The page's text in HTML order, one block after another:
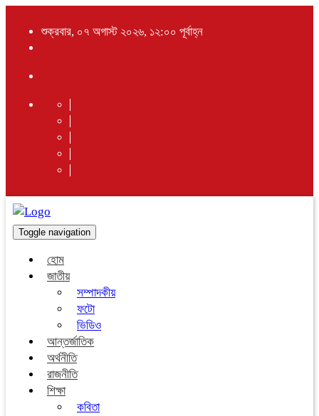
শুক্রবার, ০৭ অগাস্ট ২০২৬, ১২:০০ পূর্বাহ্ন
Toggle navigation
হোম
জাতীয়
সম্পাদকীয়
ফটো
ভিডিও
আন্তর্জাতিক
অর্থনীতি
রাজনীতি
শিক্ষা
কবিতা